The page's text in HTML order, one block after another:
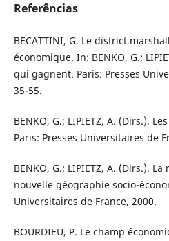
Referências
BECATTINI, G. Le district
économique. In: BENKO, G.;
qui gagnent. Paris: Presses
35-55.
BENKO, G.; LIPIETZ, A. (Dirs.).
Paris: Presses Universitaires de
BENKO, G.; LIPIETZ, A. (Dirs.).
nouvelle géographie socio-
Universitaires de France, 2000.
BOURDIEU, P. Le champ